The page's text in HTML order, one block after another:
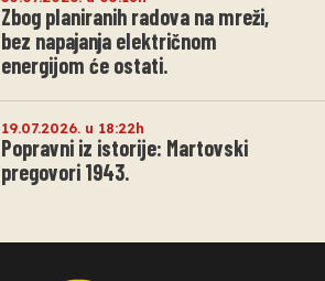
Zbog planiranih radova na mreži,
bez napajanja električnom
energijom će ostati.
19.07.2026. u 18:22h
Popravni iz istorije: Martovski
pregovori 1943.